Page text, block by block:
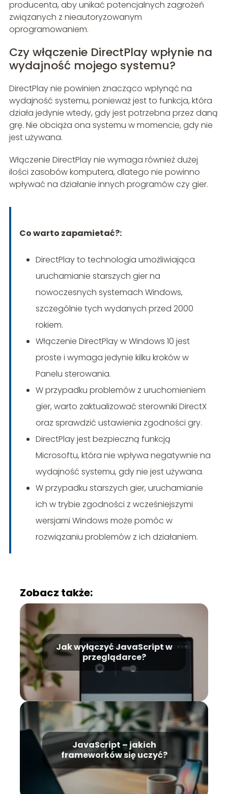
producenta, aby unikać potencjalnych zagrożeń
związanych z nieautoryzowanym
oprogramowaniem.
Czy włączenie DirectPlay wpłynie na
wydajność mojego systemu?
DirectPlay nie powinien znacząco wpłynąć na
wydajność systemu, ponieważ jest to funkcja, która
działa jedynie wtedy, gdy jest potrzebna przez daną
grę. Nie obciąża ona systemu w momencie, gdy nie
jest używana.
Włączenie DirectPlay nie wymaga również dużej
ilości zasobów komputera, dlatego nie powinno
wpływać na działanie innych programów czy gier.
Co warto zapamietać?:
DirectPlay to technologia umożliwiająca
uruchamianie starszych gier na
nowoczesnych systemach Windows,
szczególnie tych wydanych przed 2000
rokiem.
Włączenie DirectPlay w Windows 10 jest
proste i wymaga jedynie kilku kroków w
Panelu sterowania.
W przypadku problemów z uruchomieniem
gier, warto zaktualizować sterowniki DirectX
oraz sprawdzić ustawienia zgodności gry.
DirectPlay jest bezpieczną funkcją
Microsoftu, która nie wpływa negatywnie na
wydajność systemu, gdy nie jest używana.
W przypadku starszych gier, uruchamianie
ich w trybie zgodności z wcześniejszymi
wersjami Windows może pomóc w
rozwiązaniu problemów z ich działaniem.
Zobacz także:
Jak wyłączyć JavaScript w
przeglądarce?
JavaScript – jakich
frameworków się uczyć?